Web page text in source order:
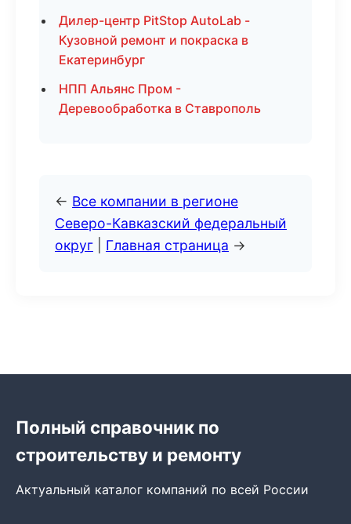
Дилер-центр PitStop AutoLab -
Кузовной ремонт и покраска в
Екатеринбург
НПП Альянс Пром -
Деревообработка в Ставрополь
← Все компании в регионе
Северо-Кавказский федеральный
округ
Главная страница →
Полный справочник по
строительству и ремонту
Актуальный каталог компаний по всей России